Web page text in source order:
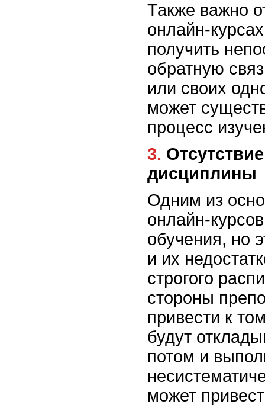
Также важно
онлайн-
получить
обратную
или своих
может
процесс
3. Отсутствие контроля и
дисциплины
Одним из
онлайн-
обучения, но
и их
строгого
стороны
привести к
будут
потом и
может